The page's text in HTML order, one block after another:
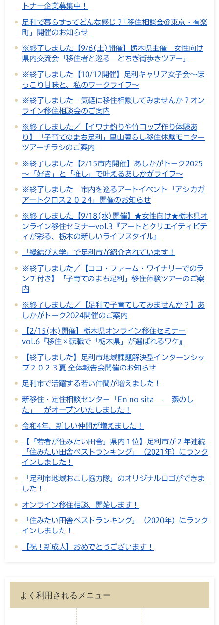
トナー企業募集中！
足利で暮らすってどんな感じ？｢移住相談会@東京・有楽
町」開催のお知らせ
※終了しました【9/6(土)開催】栃木県主催 女性向け
県内交流会「移住者と巡る とちぎ街歩きツアー」
※終了しました【10/12開催】足利キャリア女子会～ほ
っこり甘味と、私のワークライフ～
※終了しました 気軽に移住相談してみませんか？オン
ライン移住相談会のご案内
※終了しました／【イワナ釣りや竹コップ作り体験あ
り】「子育てのまち足利」里山暮らし移住体験モニター
ツアーチラシのご案内
※終了しました【2/15市内開催】あしかがトーク2025
～「好き」と「推し」で叶えるあしかがライフ～
※終了しました 市内を巡るアートイベント「アシカガ
アートクロス２０２4」開催のお知らせ
※終了しました【9/18(水)開催】★女性向け★栃木県オ
ンライン移住セミナーvol.3『アートとクリエイティビテ
ィが彩る、栃木の新しいライフスタイル』
「縁結び大学」で足利市が紹介されています！
※終了しました／【ココ・ファーム・ワイナリーでのラ
ンチ付き】「子育てのまち足利」移住体験ツアーのご案
内
※終了しました／【足利で子育てしてみませんか？】あ
しかがトーク2024開催のご案内
【2/15(木)開催】栃木県オンライン移住セミナー
vol.6『移住×転職で「栃木県」が選ばれるワケ』
【終了しました】足利市地域課題解決型インターンシッ
プ２０２３夏 全体報告会開催のお知らせ
足利市で活躍する若い仲間が増えました！
新移住・定住相談センター「En no sita - 燕のし
た」 がオープンいたしました！
令和4年、新しい仲間が増えました！
【「若者が住みたい田舎」県内１位】足利市が２年連続
「住みたい田舎ベストランキング」（2021年）にランク
インしました！
「足利市地域おこし協力隊」のオリジナルロゴができま
した！
オンライン移住相談、開始します！
「住みたい田舎ベストランキング」（2020年）にランク
インしました！
【祝！新成人】おめでとうございます！
よく利用されるメニュー